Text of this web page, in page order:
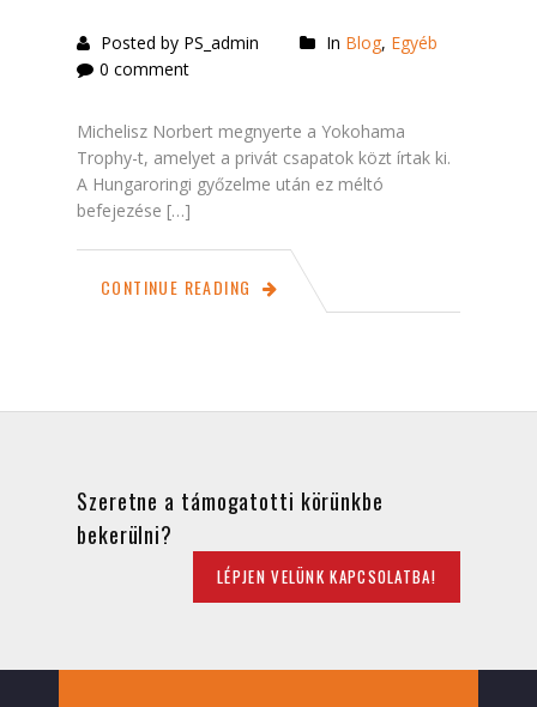
Posted by PS_admin In Blog, Egyéb
0 comment
Michelisz Norbert megnyerte a Yokohama
Trophy-t, amelyet a privát csapatok közt írtak ki.
A Hungaroringi győzelme után ez méltó
befejezése […]
CONTINUE READING
Szeretne a támogatotti körünkbe
bekerülni?
LÉPJEN VELÜNK KAPCSOLATBA!